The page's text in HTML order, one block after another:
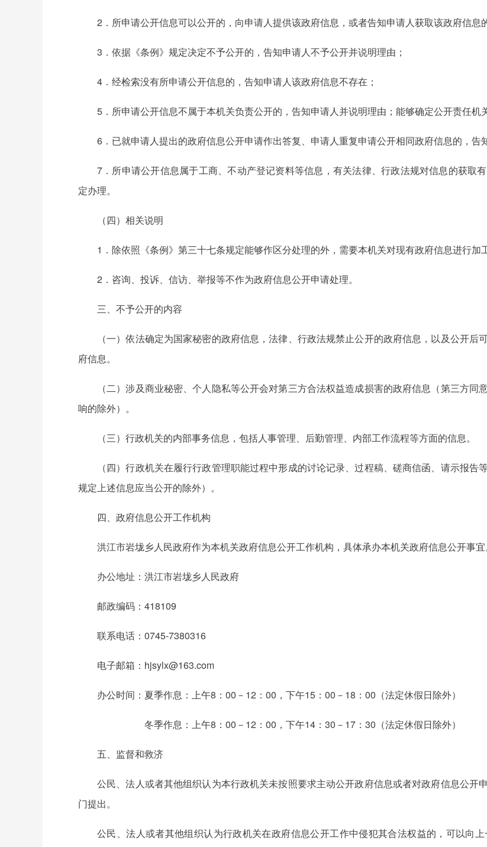
2．所申请公开信息可以公开的，向申请人提供该政府信息，或者告知申请人获取该政府信息
3．依据《条例》规定决定不予公开的，告知申请人不予公开并说明理由；
4．经检索没有所申请公开信息的，告知申请人该政府信息不存在；
5．所申请公开信息不属于本机关负责公开的，告知申请人并说明理由；能够确定公开责任机
6．已就申请人提出的政府信息公开申请作出答复、申请人重复申请公开相同政府信息的，告
7．所申请公开信息属于工商、不动产登记资料等信息，有关法律、行政法规对信息的获取
定办理。
（四）相关说明
1．除依照《条例》第三十七条规定能够作区分处理的外，需要本机关对现有政府信息进行加
2．咨询、投诉、信访、举报等不作为政府信息公开申请处理。
三、不予公开的内容
（一）依法确定为国家秘密的政府信息，法律、行政法规禁止公开的政府信息，以及公开
府信息。
（二）涉及商业秘密、个人隐私等公开会对第三方合法权益造成损害的政府信息（第三方
响的除外）。
（三）行政机关的内部事务信息，包括人事管理、后勤管理、内部工作流程等方面的信息。
（四）行政机关在履行行政管理职能过程中形成的讨论记录、过程稿、磋商信函、请示报
规定上述信息应当公开的除外）。
四、政府信息公开工作机构
洪江市岩垅乡人民政府作为本机关政府信息公开工作机构，具体承办本机关政府信息公开事宜
办公地址：洪江市岩垅乡人民政府
邮政编码：418109
联系电话：0745-7380316
电子邮箱：hjsylx@163.com
办公时间：夏季作息：上午8：00－12：00，下午15：00－18：00（法定休假日除外）
冬季作息：上午8：00－12：00，下午14：30－17：30（法定休假日除外）
五、监督和救济
公民、法人或者其他组织认为本行政机关未按照要求主动公开政府信息或者对政府信息公开
门提出。
公民、法人或者其他组织认为行政机关在政府信息公开工作中侵犯其合法权益的，可以向